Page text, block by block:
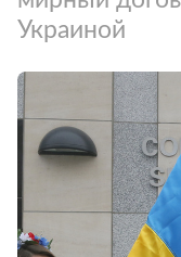
Украиной